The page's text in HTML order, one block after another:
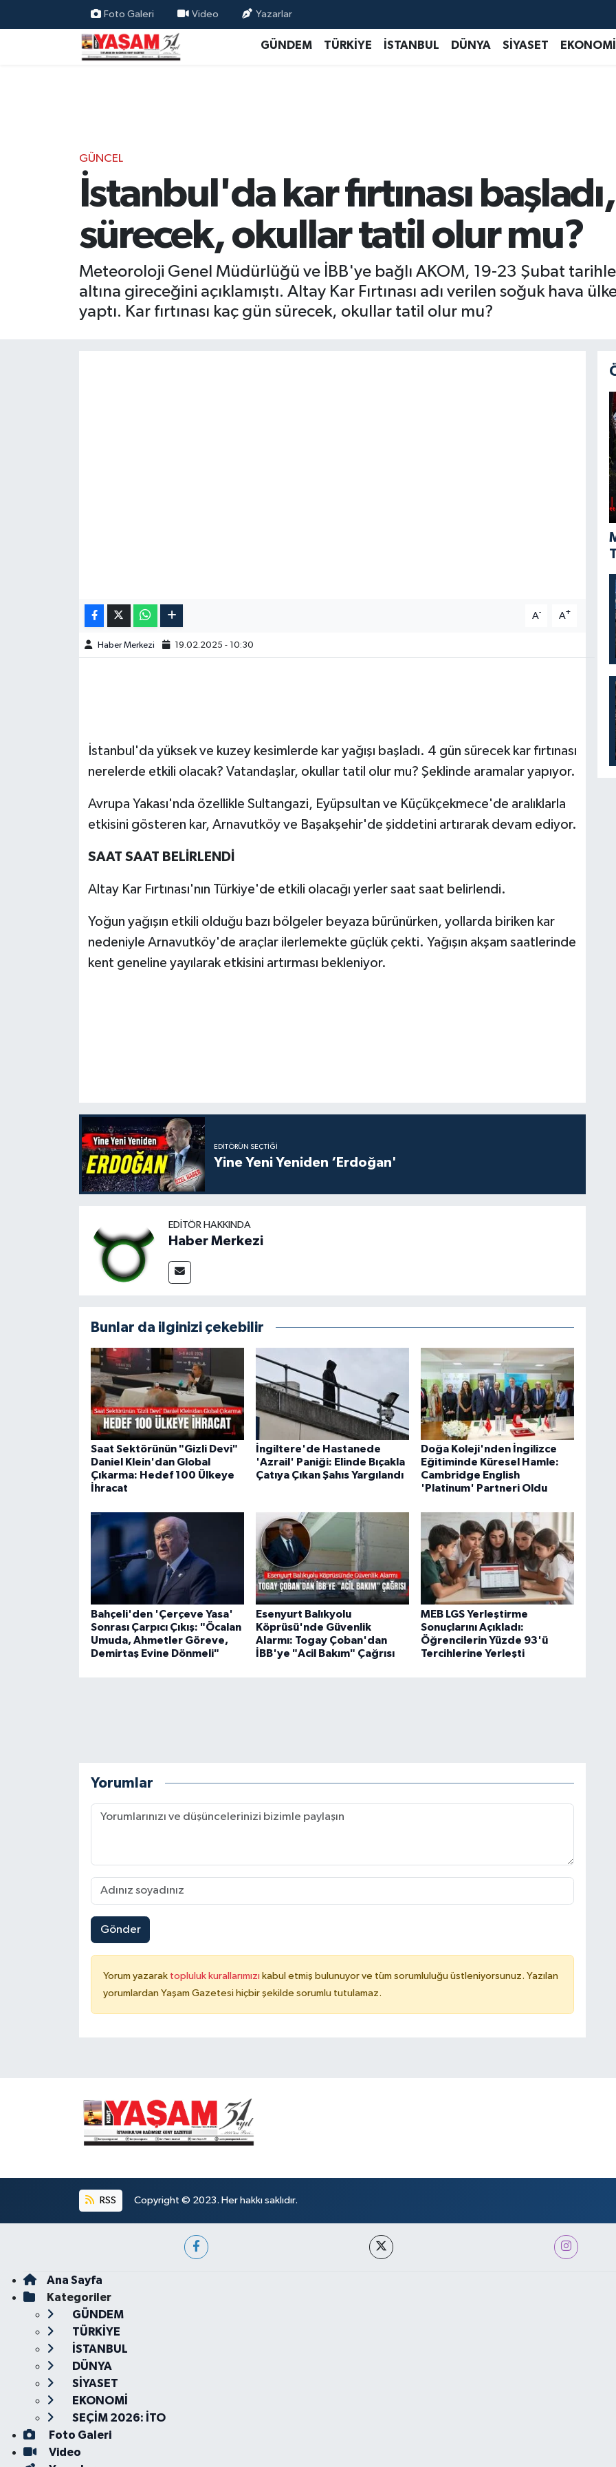
Foto Galeri Video Yazarlar
GÜNDEM TÜRKİYE İSTANBUL DÜNYA SİYASET EKONOMİ
GÜNCEL
İstanbul'da kar fırtınası
sürecek, okullar tatil olur mu?
Meteoroloji Genel Müdürlüğü ve İBB'ye bağlı AKOM, 19-23 Şubat
altına gireceğini açıklamıştı. Altay Kar Fırtınası adı verilen soğuk hava
yaptı. Kar fırtınası kaç gün sürecek, okullar tatil olur mu?
A- A+
Haber Merkezi 19.02.2025 - 10:30
İstanbul'da yüksek ve kuzey kesimlerde kar yağışı başladı. 4 gün sürecek kar fırtınası
nerelerde etkili olacak? Vatandaşlar, okullar tatil olur mu? Şeklinde aramalar yapıyor.
Avrupa Yakası'nda özellikle Sultangazi, Eyüpsultan ve Küçükçekmece'de aralıklarla
etkisini gösteren kar, Arnavutköy ve Başakşehir'de şiddetini artırarak devam ediyor.
SAAT SAAT BELİRLENDİ
Altay Kar Fırtınası'nın Türkiye'de etkili olacağı yerler saat saat belirlendi.
Yoğun yağışın etkili olduğu bazı bölgeler beyaza bürünürken, yollarda biriken kar
nedeniyle Arnavutköy'de araçlar ilerlemekte güçlük çekti. Yağışın akşam saatlerinde
kent geneline yayılarak etkisini artırması bekleniyor.
EDITÖRÜN SEÇTIĞI
Yine Yeni Yeniden ‘Erdoğan'
EDITÖR HAKKINDA
Haber Merkezi
Bunlar da ilginizi çekebilir
Saat Sektörünün "Gizli Devi"
Daniel Klein'dan Global
Çıkarma: Hedef 100 Ülkeye
İhracat
İngiltere'de Hastanede
'Azrail' Paniği: Elinde Bıçakla
Çatıya Çıkan Şahıs Yargılandı
Doğa Koleji'nden İngilizce
Eğitiminde Küresel Hamle:
Cambridge English
'Platinum' Partneri Oldu
Bahçeli'den 'Çerçeve Yasa'
Sonrası Çarpıcı Çıkış: "Öcalan
Umuda, Ahmetler Göreve,
Demirtaş Evine Dönmeli"
Esenyurt Balıkyolu
Köprüsü'nde Güvenlik
Alarmı: Togay Çoban'dan
İBB'ye "Acil Bakım" Çağrısı
MEB LGS Yerleştirme
Sonuçlarını Açıkladı:
Öğrencilerin Yüzde 93'ü
Tercihlerine Yerleşti
Yorumlar
Gönder
Yorum yazarak topluluk kurallarımızı kabul etmiş bulunuyor ve tüm sorumluluğu üstleniyorsunuz. Yazılan
yorumlardan Yaşam Gazetesi hiçbir şekilde sorumlu tutulamaz.
RSS Copyright © 2023. Her hakkı saklıdır.
Ana Sayfa
Kategoriler
GÜNDEM
TÜRKİYE
İSTANBUL
DÜNYA
SİYASET
EKONOMİ
SEÇİM 2026: İTO
Foto Galeri
Video